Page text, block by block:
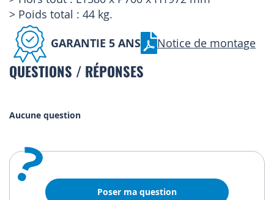
> Poids total : 44 kg.
GARANTIE 5 ANS Notice de montage
QUESTIONS / RÉPONSES
Aucune question
? Poser ma question